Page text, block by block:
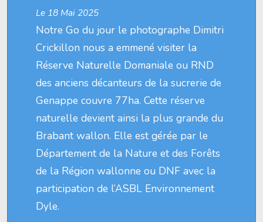
Le 18 Mai 2025
Notre Go du jour le photographe Dimitri
Crickillon nous a emmené visiter la
Réserve Naturelle Domaniale ou RND
des anciens décanteurs de la sucrerie de
Genappe couvre 77ha. Cette réserve
naturelle devient ainsi la plus grande du
Brabant wallon. Elle est gérée par le
Département de la Nature et des Forêts
de la Région wallonne ou DNF avec la
participation de l’ASBL Environnement
Dyle.